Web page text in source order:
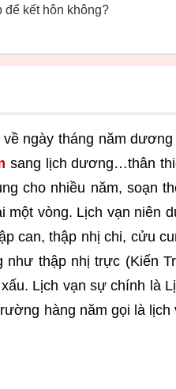
để kết hôn không?
ngày tháng năm
sang lịch dương…thân
cho nhiều năm, soạn
một vòng. Lịch vạn niên
can, thập nhị chi, cửu
thập nhị trực (Kiến
Lịch vạn sự chính là
hàng năm gọi là lịch